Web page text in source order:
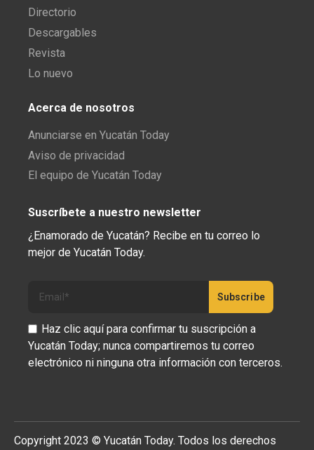
Directorio
Descargables
Revista
Lo nuevo
Acerca de nosotros
Anunciarse en Yucatán Today
Aviso de privacidad
El equipo de Yucatán Today
Suscríbete a nuestro newsletter
¿Enamorado de Yucatán? Recibe en tu correo lo
mejor de Yucatán Today.
Haz clic aquí para confirmar tu suscripción a
Yucatán Today; nunca compartiremos tu correo
electrónico ni ninguna otra información con terceros.
Copyright 2023 © Yucatán Today. Todos los derechos